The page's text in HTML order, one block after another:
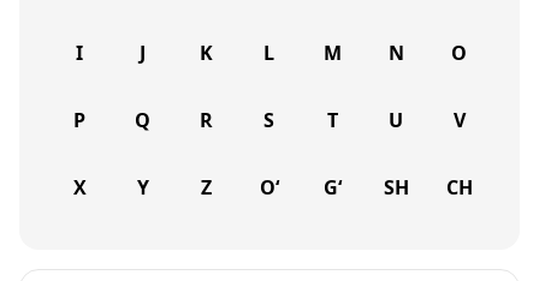
I J K L M N O
P Q R S T U V
X Y Z O‘ G‘ SH CH